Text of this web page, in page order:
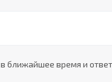
ближайшее время и